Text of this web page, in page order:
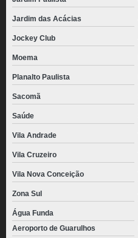
Jardim das Acácias
Jockey Club
Moema
Planalto Paulista
Sacomã
Saúde
Vila Andrade
Vila Cruzeiro
Vila Nova Conceição
Zona Sul
Água Funda
Aeroporto de Guarulhos